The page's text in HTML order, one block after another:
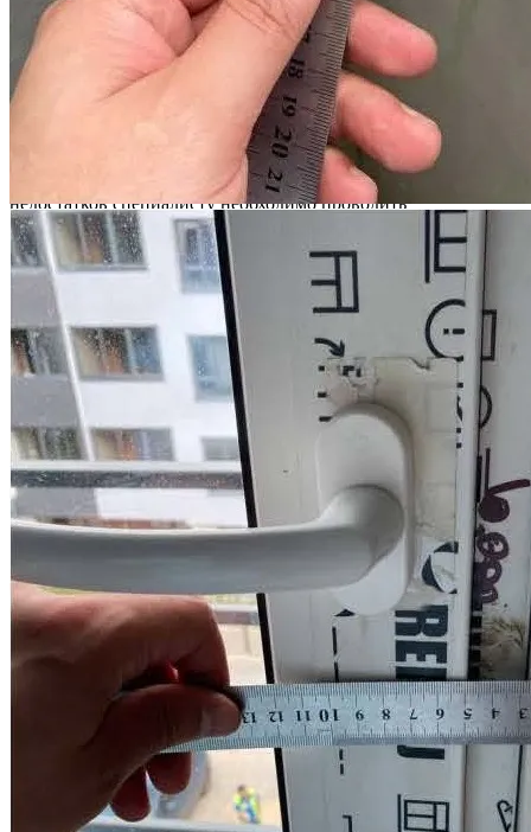
Как понять, имеются ли в квартире строительные недостатки?
Некоторые строительные недостатки являются явными и для
их выявления не требуется специальных знаний и
оборудования (дефекты отделки, трещины в стяжке, явные
неровности стен и т.д.). Однако в боль...
Можно ли определить стоимость устранения строительных
недостатков без проведения осмотра, по фото/видео?
В связи с тем, что для выявления всех строительных
недостатков специалисту необходимо проводить
инструментальные измерения, предварительный анализ
недостатков на предмет их наличия по фото/видео в...
Можно ли взыскать стоимость устранения строительных
недостатков, если в акте приема-передачи квартиры
присутствует положение о том, что претензии к застройщику
отсутствуют?
Согласно ст. 756 ГК РФ, а также ст. 7 Федерального закона от
30.12.2004 № 214-ФЗ (ред. от 31.12.2017) "Об участии в
долевом строительстве многоквартирных домов и иных
объектов недвижимости и...
Можно ли делать ремонт в квартире, если я обратился в суд с
иском о взыскании компенсации за дефекты в отделке?
В связи с тем, что в ходе судебного процесса застройщик
может ходатайствовать о проведении судебной строительно-
технической экспертизы или суд может назначить судебную
экспертизу по своей инициати...
Может ли суд снизить стоимость устранения строительных
недостатков по своему устранению?
Нет, суд при вынесении решения должен руководствоваться
заключением специалиста или судебного эксперта, в случае
проведения судебной экспертизы. В связи с тем, что суд не
обладает специальными поз...
Юридическая фирма “Двитекс” с 2010 года защищает
дольщиков в спорах с застройщиками. С нашей практикой по
взысканию компенсации за строительные недостатки и
некачественную отделку с застройщиков вы можете
ознакомиться в разделе "
Наш опыт
". Мы регулярно следим за
изменениями законодательства и практикой разрешения